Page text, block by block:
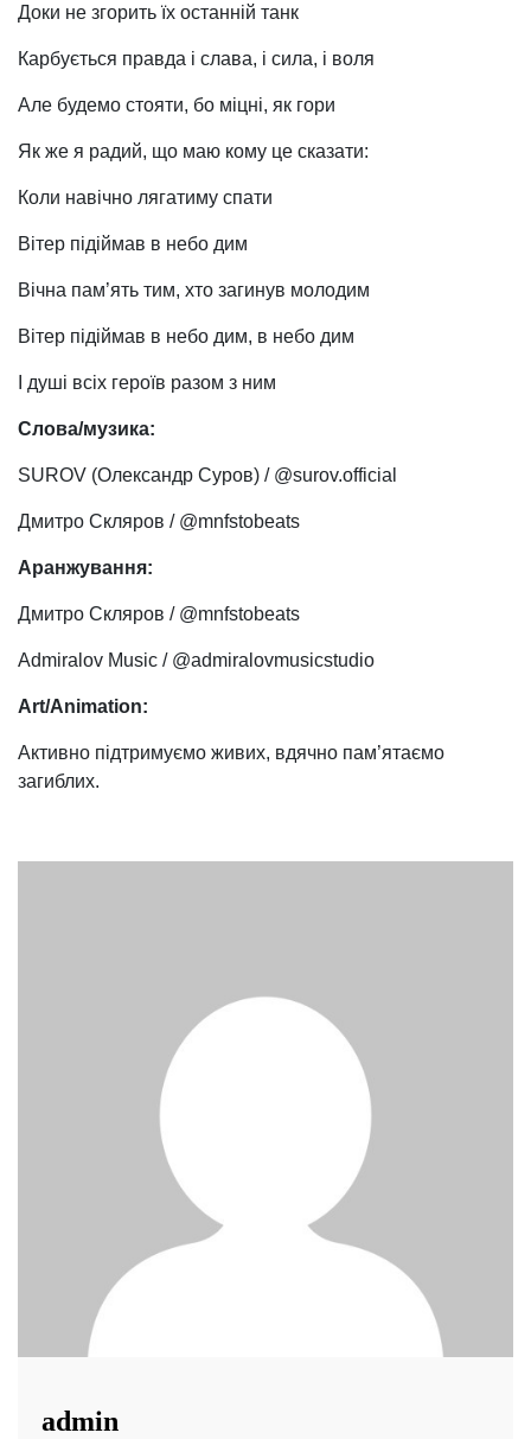
Доки не згорить їх останній танк
Карбується правда і слава, і сила, і воля
Але будемо стояти, бо міцні, як гори
Як же я радий, що маю кому це сказати:
Коли навічно лягатиму спати
Вітер підіймав в небо дим
Вічна пам’ять тим, хто загинув молодим
Вітер підіймав в небо дим, в небо дим
І душі всіх героїв разом з ним
Слова/музика:
SUROV (Олександр Суров) / @surov.official
Дмитро Скляров / @mnfstobeats
Аранжування:
Дмитро Скляров / @mnfstobeats
Admiralov Music / @admiralovmusicstudio
Art/Animation:
Активно підтримуємо живих, вдячно пам’ятаємо
загиблих.
admin